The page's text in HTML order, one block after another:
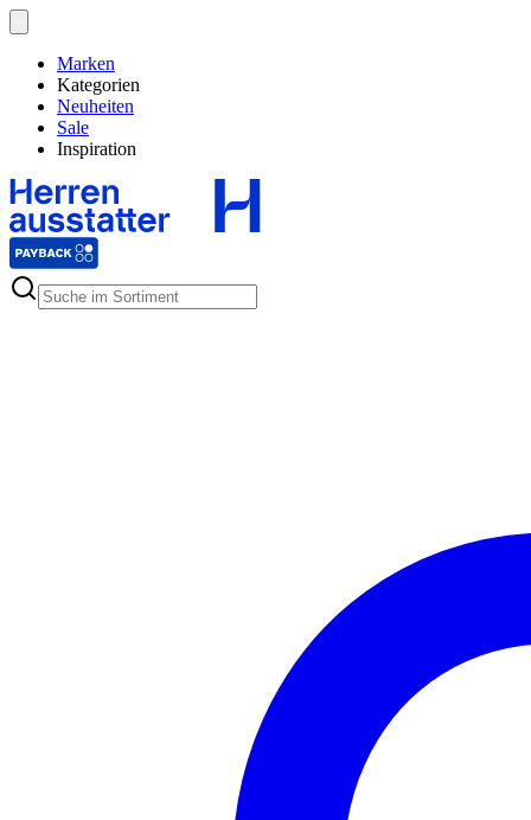
Marken
Kategorien
Neuheiten
Sale
Inspiration